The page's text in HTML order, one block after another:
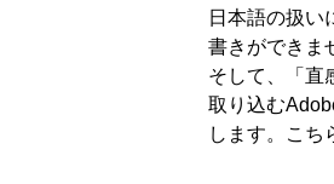
日本語の扱い
書きができま
そして、「直
取り込む
します。こち